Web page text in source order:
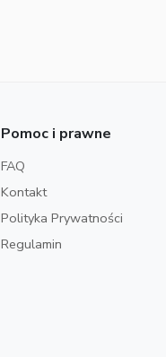
Pomoc i prawne
FAQ
Kontakt
Polityka Prywatności
Regulamin